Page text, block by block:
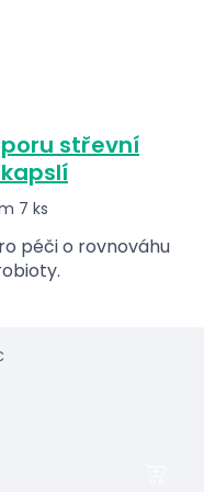
střevní
7 ks
péči o rovnováhu